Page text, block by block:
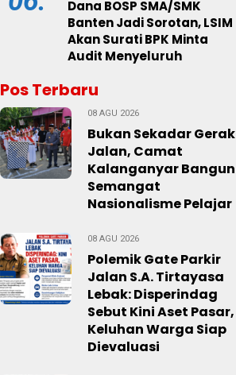
Dana BOSP SMA/SMK
Banten Jadi Sorotan, LSIM
Akan Surati BPK Minta
Audit Menyeluruh
Pos Terbaru
08 AGU 2026
Bukan Sekadar Gerak
Jalan, Camat
Kalanganyar Bangun
Semangat
Nasionalisme Pelajar
08 AGU 2026
Polemik Gate Parkir
Jalan S.A. Tirtayasa
Lebak: Disperindag
Sebut Kini Aset Pasar,
Keluhan Warga Siap
Dievaluasi